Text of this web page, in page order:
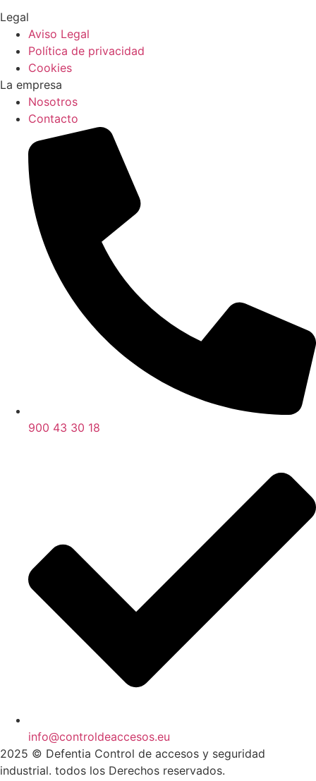
Legal
Aviso Legal
Política de privacidad
Cookies
La empresa
Nosotros
Contacto
900 43 30 18
info@controldeaccesos.eu
2025 © Defentia Control de accesos y seguridad
industrial. todos los Derechos reservados.